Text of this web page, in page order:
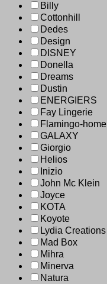
Billy
Cottonhill
Dedes
Design
DISNEY
Donella
Dreams
Dustin
ENERGIERS
Fay Lingerie
Flamingo-home
GALAXY
Giorgio
Helios
Inizio
John Mc Klein
Joyce
KOTA
Koyote
Lydia Creations
Mad Box
Mihra
Minerva
Natura